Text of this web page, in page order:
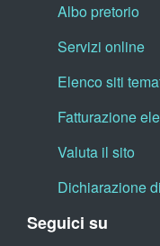
Albo pretorio
Servizi online
Elenco siti
Fatturazione
Valuta il sito
Dichiarazione
Seguici su